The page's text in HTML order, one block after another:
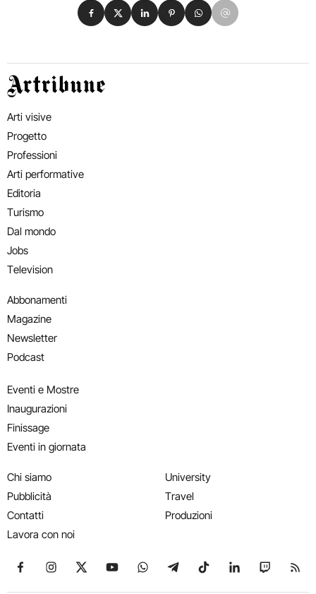
Condividi su Facebook
Condividi su X
Condividi su LinkedIn
Condividi su Pinterest
Condividi su WhatsApp
Condividi su Email
Artribune
Arti visive
Progetto
Professioni
Arti performative
Editoria
Turismo
Dal mondo
Jobs
Television
Abbonamenti
Magazine
Newsletter
Podcast
Eventi e Mostre
Inaugurazioni
Finissage
Eventi in giornata
Chi siamo
Pubblicità
Contatti
Lavora con noi
University
Travel
Produzioni
Seguici su Facebook
Seguici su Instagram
Seguici su X
Seguici su YouTube
Seguici su WhatsApp
Seguici su Telegram
Seguici su TikTok
Seguici su
Seguici